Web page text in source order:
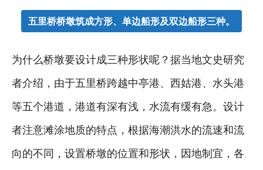
五里桥桥墩筑成方形、单边船形及双边船形三种。
为什么桥墩要设计成三种形状呢？据当地文史研究
者介绍，由于五里桥跨越中亭港、西姑港、水头港
等五个港道，港道有深有浅，水流有缓有急。设计
者注意滩涂地质的特点，根据海潮洪水的流速和流
向的不同，设置桥墩的位置和形状，因地制宜，各